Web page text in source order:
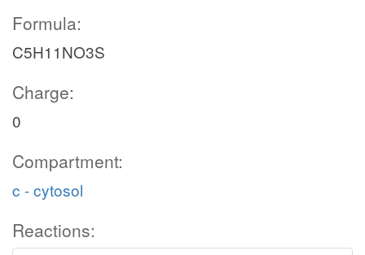
Formula:
C5H11NO3S
Charge:
0
Compartment:
c - cytosol
Reactions: